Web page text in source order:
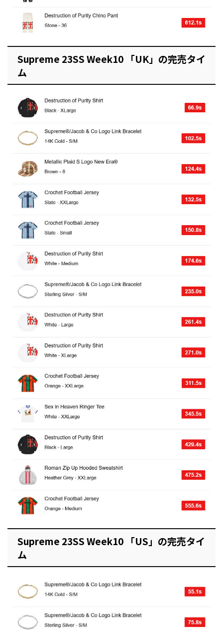
Supreme 23SS Week10 「UK」の完売タイ
ム
Supreme 23SS Week10 「US」の完売タイ
ム